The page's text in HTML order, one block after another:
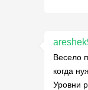
Весело
когда
Уровни